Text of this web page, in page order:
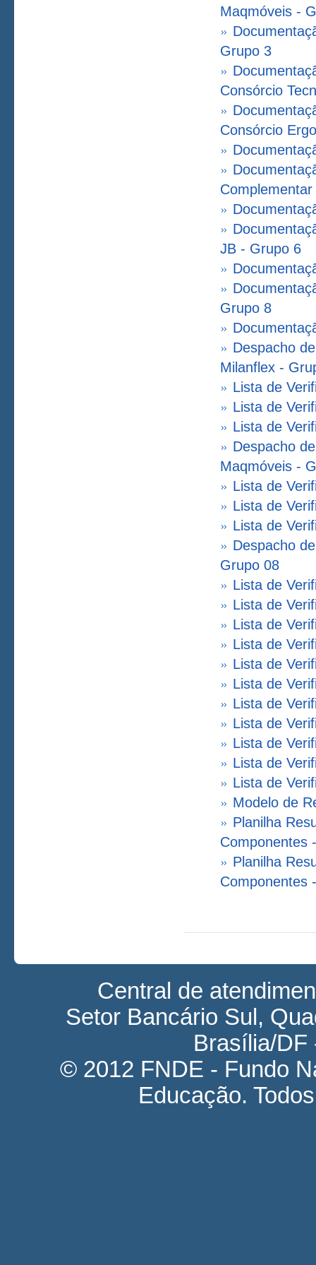
Maqmóveis -
Grupo 3
Consórcio
Consórcio
Complementar
JB - Grupo 6
Grupo 8
Despacho
Milanflex -
Lista de
Lista de
Lista de
Despacho
Maqmóveis -
Lista de
Lista de
Lista de
Despacho
Grupo 08
Lista de
Lista de
Lista de
Lista de
Lista de
Lista de
Lista de
Lista de
Lista de
Lista de
Lista de
Modelo de
Planilha
Componentes
Planilha
Componentes
Central de
Setor Bancário Sul,
Brasília/DF
© 2012 FNDE - Fundo
Educação.